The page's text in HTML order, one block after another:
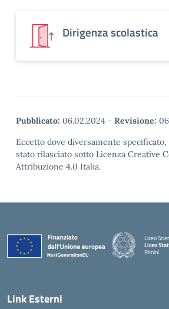
Dirigenza scolastica
Pubblicato: 06.02.2024 - Revisione:
Eccetto dove diversamente
stato rilasciato sotto Licenza Creative
Attribuzione 4.0 Italia.
Liceo
Liceo
Rimini
Link Esterni